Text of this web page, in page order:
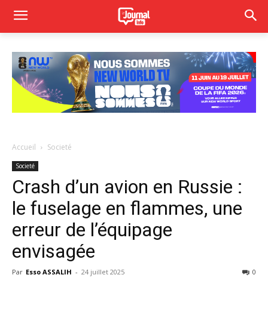
Accueil Societé
Societé
Crash d’un avion en Russie :
le fuselage en flammes, une
erreur de l’équipage
envisagée
Par Esso ASSALIH - 24 juillet 2025 0